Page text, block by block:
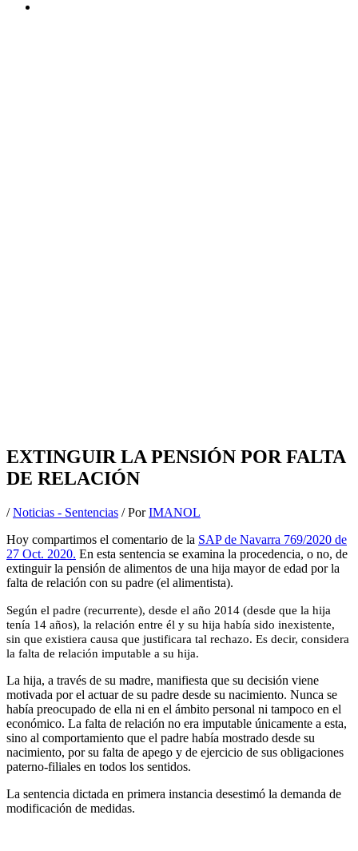
EXTINGUIR LA PENSIÓN POR FALTA
DE RELACIÓN
/Noticias - Sentencias / PorIMANOL
Hoy compartimos el comentario de la SAP de Navarra 769/2020 de
27 Oct. 2020. En esta sentencia se examina la procedencia, o no, de
extinguir la pensión de alimentos de una hija mayor de edad por la
falta de relación con su padre (el alimentista).
Según el padre (recurrente), desde el año 2014 (desde que la hija
tenía 14 años), la relación entre él y su hija había sido inexistente,
sin que existiera causa que justificara tal rechazo. Es decir, considera
la falta de relación imputable a su hija.
La hija, a través de su madre, manifiesta que su decisión viene
motivada por el actuar de su padre desde su nacimiento. Nunca se
había preocupado de ella ni en el ámbito personal ni tampoco en el
económico. La falta de relación no era imputable únicamente a esta,
sino al comportamiento que el padre había mostrado desde su
nacimiento, por su falta de apego y de ejercicio de sus obligaciones
paterno-filiales en todos los sentidos.
La sentencia dictada en primera instancia desestimó la demanda de
modificación de medidas.